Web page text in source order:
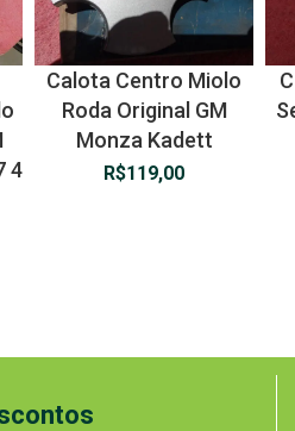
4
Calota Centro Miolo
Roda Original GM
Monza Kadett
R$119,00